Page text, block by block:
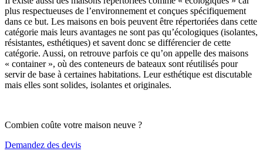
plus respectueuses de l’environnement et conçues spécifiquement
dans ce but. Les maisons en bois peuvent être répertoriées dans cette
catégorie mais leurs avantages ne sont pas qu’écologiques (isolantes,
résistantes, esthétiques) et savent donc se différencier de cette
catégorie. Aussi, on retrouve parfois ce qu’on appelle des maisons
« container », où des conteneurs de bateaux sont réutilisés pour
servir de base à certaines habitations. Leur esthétique est discutable
mais elles sont solides, isolantes et originales.
Combien coûte votre maison neuve ?
Demandez des devis